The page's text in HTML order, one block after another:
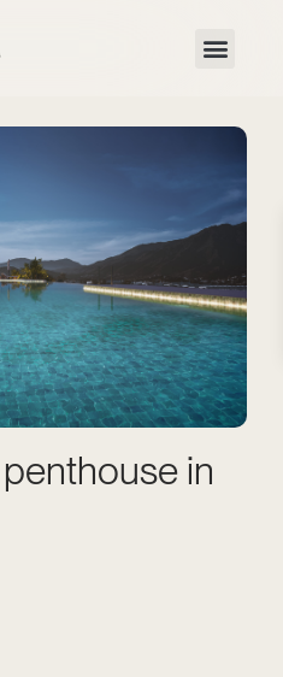
in